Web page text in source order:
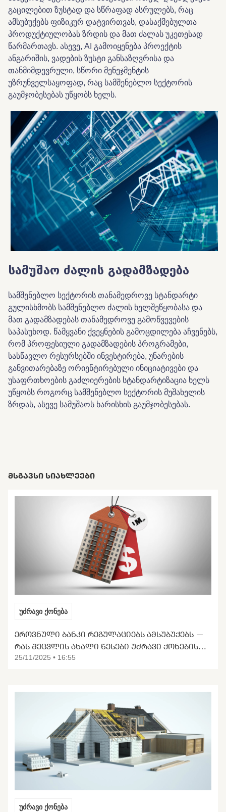
გაცილებით ზუსტად და სწრაფად ასრულებს, რაც
ამსუბუქებს ფიზიკურ დატვირთვას, დასაქმებულთა
პროდუქტიულობას ზრდის და მათ ძალას უკეთესად
წარმართავს. ასევე, AI გამოიყენება პროექტის
ანგარიშის, ვადების ზუსტი განსაზღვრისა და
თანმიმდევრული, სწორი მენეჯმენტის
უზრუნველსაყოფად, რაც სამშენებლო სექტორის
გაუმჯობესებას უწყობს ხელს.
სამუშაო ძალის გადამზადება
სამშენებლო სექტორის თანამედროვე სტანდარტი
გულისხმობს სამშენებლო ძალის ხელშეწყობასა და
მათ გადამზადებას თანამედროვე გამოწვევების
საპასუხოდ. წამყვანი ქვეყნების გამოცდილება აჩვენებს,
რომ პროფესიული გადამზადების პროგრამები,
სასწავლო რესურსებში ინვესტირება, უნარების
განვითარებაზე ორიენტირებული ინიციატივები და
უსაფრთხოების გაძლიერების სტანდარტიზაცია ხელს
უწყობს როგორც სამშენებლო სექტორის მუშახელის
ზრდას, ასევე სამუშაოს ხარისხის გაუმჯობესებას.
ᲛᲡᲒᲐᲕᲡᲘ ᲡᲘᲐᲮᲚᲔᲔᲑᲘ
უძრავი ქონება
ᲔᲠᲝᲕᲜᲣᲚᲘ ᲑᲐᲜᲙᲘ ᲠᲔᲒᲣᲚᲐᲪᲘᲔᲑᲡ ᲐᲛᲡᲣᲑᲣᲥᲔᲑᲡ —
ᲠᲐᲡ ᲨᲔᲪᲕᲚᲘᲡ ᲐᲮᲐᲚᲘ ᲬᲔᲡᲔᲑᲘ ᲣᲫᲠᲐᲕᲘ ᲥᲝᲜᲔᲑᲘᲡ
ᲑᲐᲖᲐᲠᲖᲔ
25/11/2025 • 16:55
უძრავი ქონება